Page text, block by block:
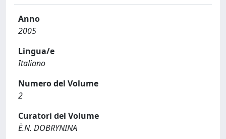
Anno
2005
Lingua/e
Italiano
Numero del Volume
2
Curatori del Volume
È.N. DOBRYNINA